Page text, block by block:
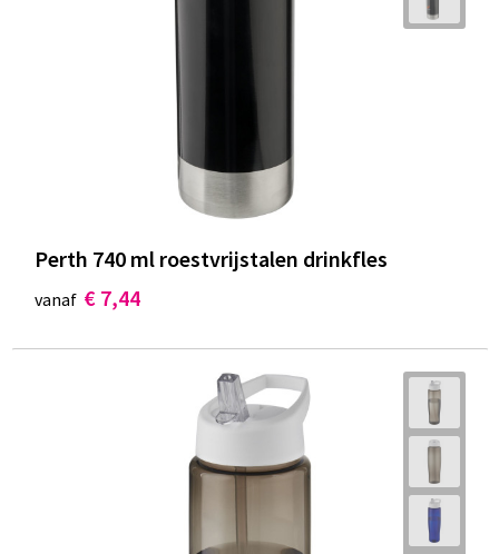
Perth 740 ml roestvrijstalen drinkfles
vanaf € 7,44